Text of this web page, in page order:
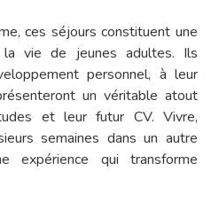
ces séjours constituent une
vie de jeunes adultes. Ils
personnel, à leur
un véritable atout
et leur futur CV. Vivre,
semaines dans un autre
expérience qui transforme